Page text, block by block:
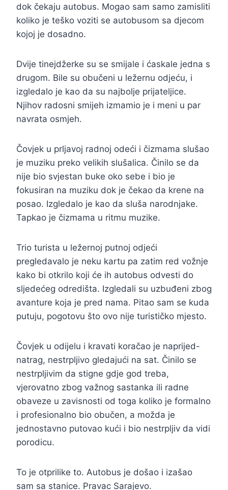
dok čekaju autobus. Mogao sam samo zamisliti
koliko je teško voziti se autobusom sa djecom
kojoj je dosadno.
Dvije tinejdžerke su se smijale i ćaskale jedna s
drugom. Bile su obučeni u ležernu odjeću, i
izgledalo je kao da su najbolje prijateljice.
Njihov radosni smijeh izmamio je i meni u par
navrata osmjeh.
Čovjek u prljavoj radnoj odeći i čizmama slušao
je muziku preko velikih slušalica. Činilo se da
nije bio svjestan buke oko sebe i bio je
fokusiran na muziku dok je čekao da krene na
posao. Izgledalo je kao da sluša narodnjake.
Tapkao je čizmama u ritmu muzike.
Trio turista u ležernoj putnoj odjeći
pregledavalo je neku kartu pa zatim red vožnje
kako bi otkrilo koji će ih autobus odvesti do
sljedećeg odredišta. Izgledali su uzbuđeni zbog
avanture koja je pred nama. Pitao sam se kuda
putuju, pogotovu što ovo nije turističko mjesto.
Čovjek u odijelu i kravati koračao je naprijed-
natrag, nestrpljivo gledajući na sat. Činilo se
nestrpljivim da stigne gdje god treba,
vjerovatno zbog važnog sastanka ili radne
obaveze u zavisnosti od toga koliko je formalno
i profesionalno bio obučen, a možda je
jednostavno putovao kući i bio nestrpljiv da vidi
porodicu.
To je otprilike to. Autobus je došao i izašao
sam sa stanice. Pravac Sarajevo.